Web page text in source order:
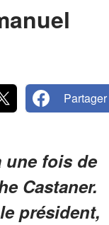
Partager
une fois de
Castaner.
président,